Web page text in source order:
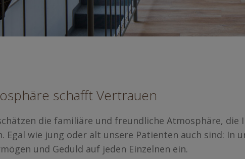
schafft Vertrauen
die familiäre und freundliche Atmosphäre, die
Egal wie jung oder alt unsere Patienten auch sind:
und Geduld auf jeden Einzelnen ein.